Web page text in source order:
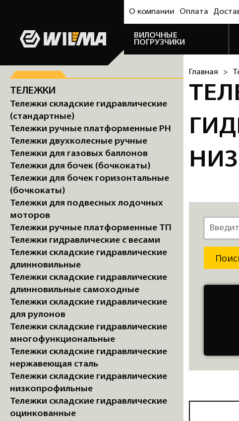
О компании Оплата
ВИЛОЧНЫЕ
ПОГРУЗЧИКИ
ТЕЛЕЖКИ
Тележки складские гидравлические
(стандартные)
Тележки ручные платформенные PH
Тележки двухколесные ручные
Тележки для газовых баллонов
Тележки для бочек (бочкокаты)
Тележки для бочек горизонтальные
(бочкокаты)
Тележки для подвесных лодочных
моторов
Тележки ручные платформенные ТП
Тележки гидравлические с весами
Тележки складские гидравлические
длинновильные
Тележки складские гидравлические
длинновильные самоходные
Тележки складские гидравлические
для рулонов
Тележки складские гидравлические
многофункциональные
Тележки складские гидравлические
нержавеющая сталь
Тележки складские гидравлические
низкопрофильные
Тележки складские гидравлические
оцинкованные
Главная >